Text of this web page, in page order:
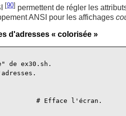
[90] permettent de régler les
ANSI pour les affichages
d'adresses « colorisée »
de ex30.sh.
# Efface l'écran.